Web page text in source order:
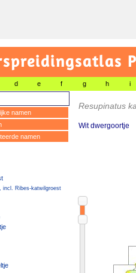
d e f g h i
namen
namen
incl. Ribes-katwilgroest
Resupinatus
Wit dwergoortje